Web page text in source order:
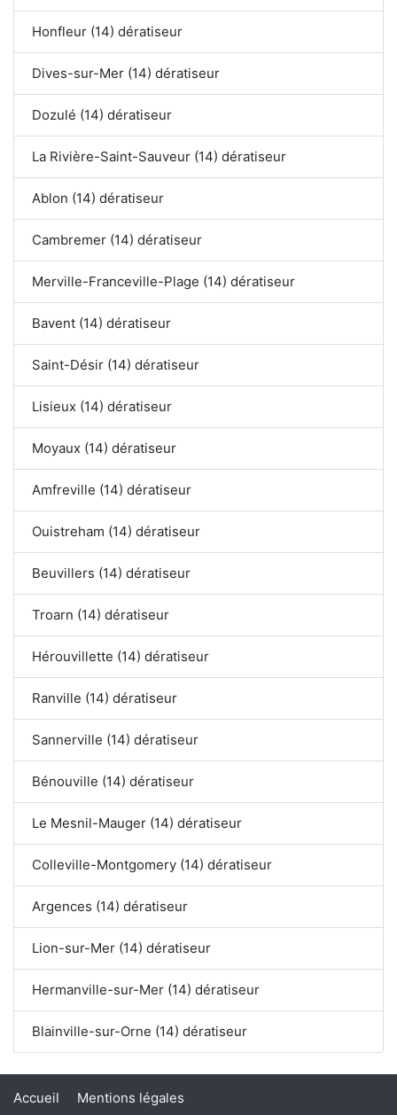
Honfleur (14) dératiseur
Dives-sur-Mer (14) dératiseur
Dozulé (14) dératiseur
La Rivière-Saint-Sauveur (14) dératiseur
Ablon (14) dératiseur
Cambremer (14) dératiseur
Merville-Franceville-Plage (14) dératiseur
Bavent (14) dératiseur
Saint-Désir (14) dératiseur
Lisieux (14) dératiseur
Moyaux (14) dératiseur
Amfreville (14) dératiseur
Ouistreham (14) dératiseur
Beuvillers (14) dératiseur
Troarn (14) dératiseur
Hérouvillette (14) dératiseur
Ranville (14) dératiseur
Sannerville (14) dératiseur
Bénouville (14) dératiseur
Le Mesnil-Mauger (14) dératiseur
Colleville-Montgomery (14) dératiseur
Argences (14) dératiseur
Lion-sur-Mer (14) dératiseur
Hermanville-sur-Mer (14) dératiseur
Blainville-sur-Orne (14) dératiseur
Accueil Mentions légales